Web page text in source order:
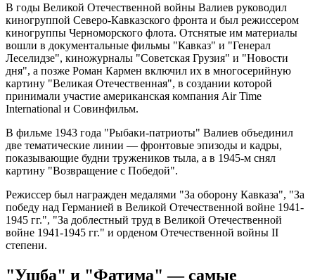
В годы Великой Отечественной войны Валиев руководил
киногруппой Северо-Кавказского фронта и был режиссером
киногруппы Черноморского флота. Отснятые им материалы
вошли в документальные фильмы "Кавказ" и "Генерал
Леселидзе", киножурналы "Советская Грузия" и "Новости
дня", а позже Роман Кармен включил их в многосерийную
картину "Великая Отечественная", в создании которой
принимали участие американская компания Air Time
International и Совинфильм.
В фильме 1943 года "Рыбаки-патриоты" Валиев объединил
две тематические линии — фронтовые эпизоды и кадры,
показывающие будни тружеников тыла, а в 1945-м снял
картину "Возвращение с Победой".
Режиссер был награжден медалями "За оборону Кавказа", "За
победу над Германией в Великой Отечественной войне 1941-
1945 гг.", "За доблестный труд в Великой Отечественной
войне 1941-1945 гг." и орденом Отечественной войны II
степени.
"Ушба" и "Фатима" — самые